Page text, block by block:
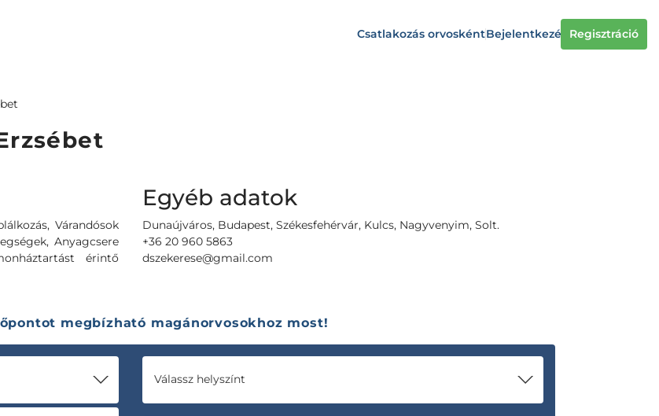
Csatlakozás orvoskéntBejelentkezés Regisztráció
Várandósok
Anyagcsere
érintő
Egyéb adatok
Dunaújváros, Budapest, Székesfehérvár, Kulcs, Nagyvenyim, Solt.
+36 20 960 5863
dszekerese@gmail.com
megbízható magánorvosokhoz most!
Válassz helyszínt